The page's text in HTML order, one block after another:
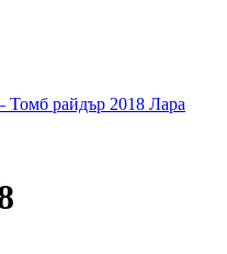
райдър 2018 Лара